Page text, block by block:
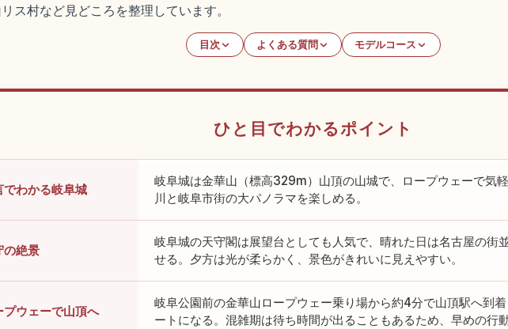
ス村など見どころを整理しています。
目次 よくある質問 モデルコース
ひと目でわかるポイント
でわかる岐阜城
岐阜城は金華山（標高329m）山頂の山城で、ロープウェーで気
川と岐阜市街の大パノラマを楽しめる。
の絶景
岐阜城の天守閣は展望台としても人気で、晴れた日は名古屋の街
せる。夕方は光が柔らかく、景色がきれいに見えやすい。
プウェーで山頂へ
岐阜公園前の金華山ロープウェー乗り場から約4分で山頂駅へ到
ートになる。混雑期は待ち時間が出ることもあるため、早めの行動